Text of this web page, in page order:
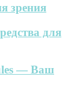
зрения
для
— Ваш